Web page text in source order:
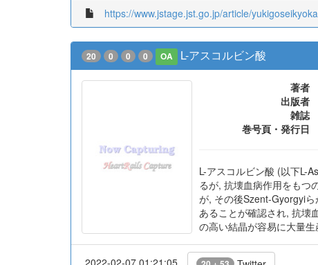
https://www.jstage.jst.go.jp/article/
L-アスコルビン酸
著者
出版者
雑誌
巻号頁・発行日